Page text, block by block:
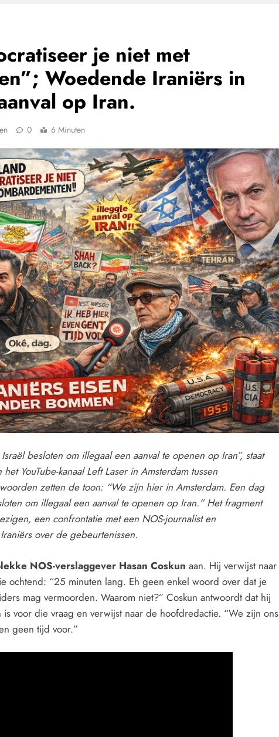
je niet met
Woedende Iraniërs in
op Iran.
0 6 Minuten
besloten om illegaal een aanval te openen op Iran”, staat
YouTube-kanaal Left Laser in Amsterdam tussen
zetten de toon: “We zijn hier in Amsterdam. Een dag
om illegaal een aanval te openen op Iran.” Het fragment
een confrontatie met een NOS-journalist en
over de gebeurtenissen.
NOS-verslaggever Hasan Coskun aan. Hij verwijst naar
ochtend: “25 minuten lang. Eh geen enkel woord over dat je
mag vermoorden. Waarom niet?” Coskun antwoordt dat hij
voor die vraag en verwijst naar de hoofdredactie. “We zijn ons
geen tijd voor.”